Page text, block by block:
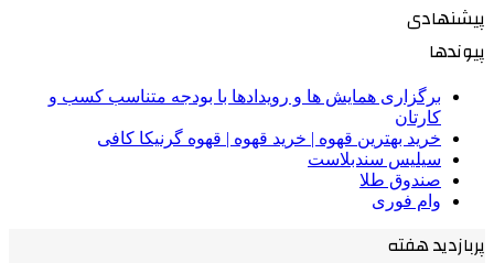
پیشنهادی
پیوندها
برگزاری همایش ها و رویدادها با بودجه متناسب کسب و
کارتان
خرید بهترین قهوه | خرید قهوه | قهوه گرنیکا کافی
سیلیس سندبلاست
صندوق طلا
وام فوری
پربازدید هفته